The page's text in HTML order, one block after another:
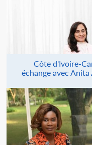
Côte d'Ivoire-
échange avec